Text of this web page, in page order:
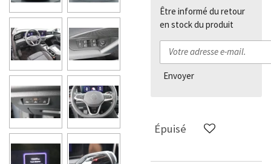
Être informé du retour
en stock du produit
Envoyer
Épuisé